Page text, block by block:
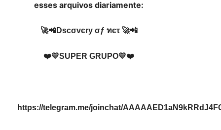
esses arquivos diariamente:
🚀📲Dscσvєry σƒ ทєτ 🚀📲
❤️💛SUPER GRUPO💛❤️
https://telegram.me/joinchat/